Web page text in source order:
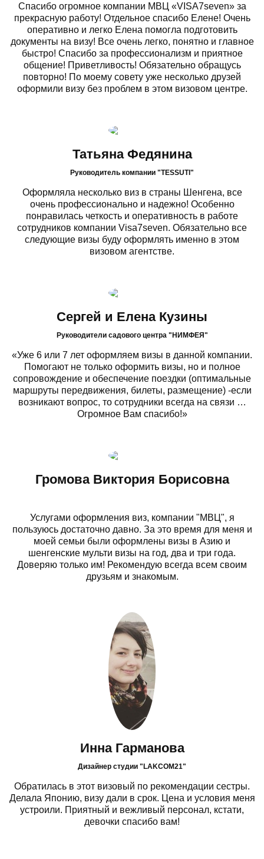
Спасибо огромное компании МВЦ «VISA7seven» за
прекрасную работу! Отдельное спасибо Елене! Очень
оперативно и легко Елена помогла подготовить
документы на визу! Все очень легко, понятно и главное
быстро! Спасибо за профессионализм и приятное
общение! Приветливость! Обязательно обращусь
повторно! По моему совету уже несколько друзей
оформили визу без проблем в этом визовом центре.
Татьяна Федянина
Руководитель компании "TESSUTI"
Оформляла несколько виз в страны Шенгена, все
очень профессионально и надежно! Особенно
понравилась четкость и оперативность в работе
сотрудников компании Visa7seven. Обязательно все
следующие визы буду оформлять именно в этом
визовом агентстве.
Сергей и Елена Кузины
Руководители садового центра "НИМФЕЯ"
«Уже 6 или 7 лет оформляем визы в данной компании.
Помогают не только оформить визы, но и полное
сопровождение и обеспечение поездки (оптимальные
маршруты передвижения, билеты, размещение) -если
возникают вопрос, то сотрудники всегда на связи …
Огромное Вам спасибо!»
Громова Виктория Борисовна
Услугами оформления виз, компании "МВЦ", я
пользуюсь достаточно давно. За это время для меня и
моей семьи были оформлены визы в Азию и
шенгенские мульти визы на год, два и три года.
Доверяю только им! Рекомендую всегда всем своим
друзьям и знакомым.
Инна Гарманова
Дизайнер студии "LAKCOM21"
Обратилась в этот визовый по рекомендации сестры.
Делала Японию, визу дали в срок. Цена и условия меня
устроили. Приятный и вежливый персонал, кстати,
девочки спасибо вам!